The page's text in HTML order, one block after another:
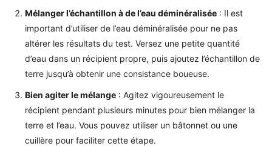
Mélanger l’échantillon à de l’eau déminéralisée : Il est
important d’utiliser de l’eau déminéralisée pour ne pas
altérer les résultats du test. Versez une petite quantité
d’eau dans un récipient propre, puis ajoutez l’échantillon de
terre jusqu’à obtenir une consistance boueuse.
Bien agiter le mélange : Agitez vigoureusement le
récipient pendant plusieurs minutes pour bien mélanger la
terre et l’eau. Vous pouvez utiliser un bâtonnet ou une
cuillère pour faciliter cette étape.